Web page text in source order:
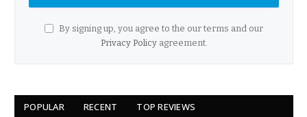
By signing up, you agree to the our terms and our
Privacy Policyagreement.
POPULAR RECENT TOP REVIEWS